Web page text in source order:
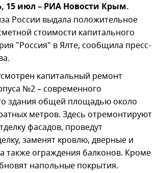
июл – РИА Новости Крым.
России выдала положительное
стоимости капитального
"Россия" в Ялте, сообщила пресс-
капитальный ремонт
№2 – современного
здания общей площадью около
метров. Здесь отремонтируют
фасадов, проведут
заменят кровлю, дверные и
также ограждения балконов. Кроме
напольные покрытия.